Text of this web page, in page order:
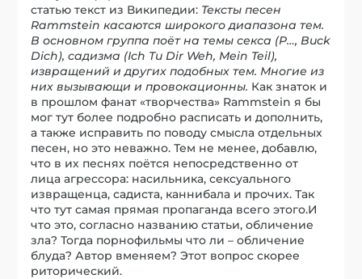
статью текст из Википедии: Тексты песен
Rammstein касаются широкого диапазона тем.
В основном группа поёт на темы секса (P…, Buck
Dich), садизма (Ich Tu Dir Weh, Mein Teil),
извращений и других подобных тем. Многие из
них вызывающи и провокационны. Как знаток и
в прошлом фанат «творчества» Rammstein я бы
мог тут более подробно расписать и дополнить,
а также исправить по поводу смысла отдельных
песен, но это неважно. Тем не менее, добавлю,
что в их песнях поётся непосредственно от
лица агрессора: насильника, сексуального
извращенца, садиста, каннибала и прочих. Так
что тут самая прямая пропаганда всего этого.И
что это, согласно названию статьи, обличение
зла? Тогда порнофильмы что ли – обличение
блуда? Автор вменяем? Этот вопрос скорее
риторический.